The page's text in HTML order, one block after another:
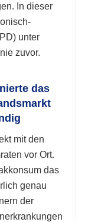
In dieser
unter
zuvor.
das
mit den
vor Ort.
das
genau
der